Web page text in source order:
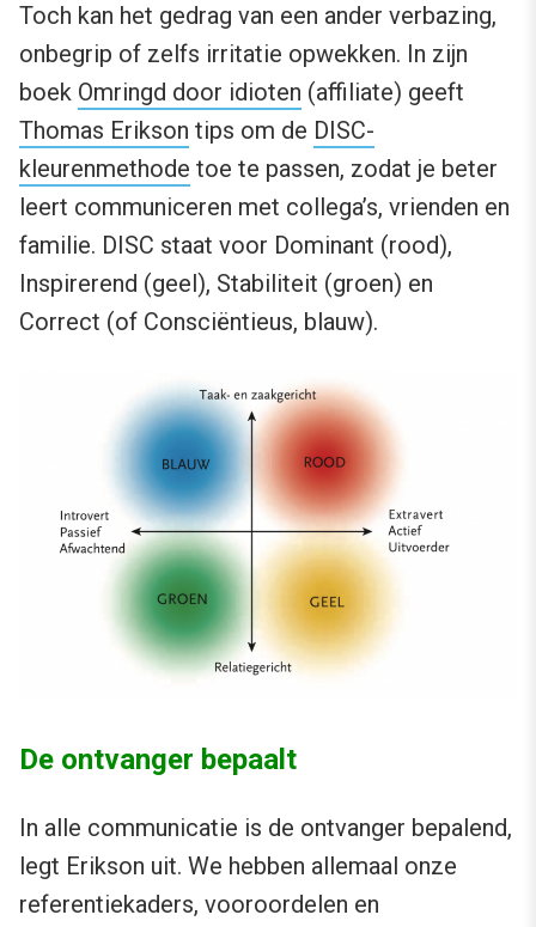
Toch kan het gedrag van een ander verbazing,
onbegrip of zelfs irritatie opwekken. In zijn
boek Omringd door idioten (affiliate) geeft
Thomas Erikson tips om de DISC-
kleurenmethode toe te passen, zodat je beter
leert communiceren met collega’s, vrienden en
familie. DISC staat voor Dominant (rood),
Inspirerend (geel), Stabiliteit (groen) en
Correct (of Consciëntieus, blauw).
De ontvanger bepaalt
In alle communicatie is de ontvanger bepalend,
legt Erikson uit. We hebben allemaal onze
referentiekaders, vooroordelen en